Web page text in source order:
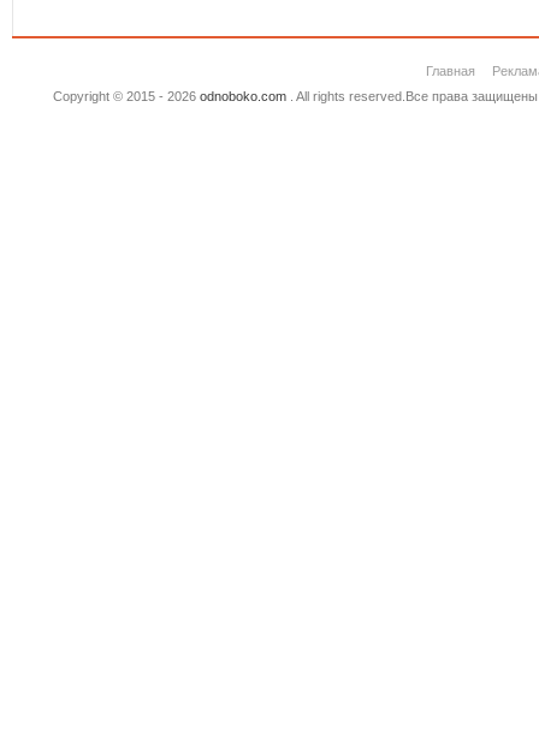
Главная
Copyright © 2015 - 2026 odnoboko.com. All rights reserved.Все права защищены.